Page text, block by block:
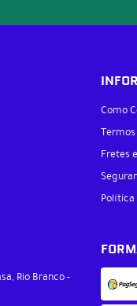
Como
Fretes
Política
Rio Branco-